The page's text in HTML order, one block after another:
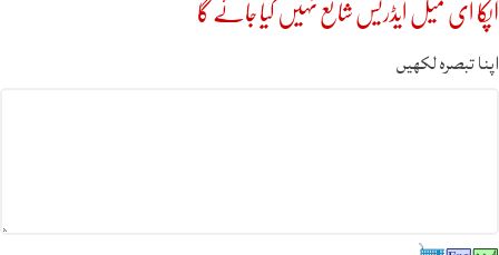
آپکا ای میل ایڈریس شائع نہیں کیا جائے گا
اپنا تبصرہ لکھیں